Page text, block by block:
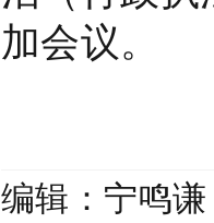
加会议。
编辑： 宁鸣谦